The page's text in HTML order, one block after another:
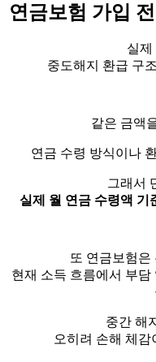
연금보험 가입
실제
중도해지 환급 구
같은 금액
연금 수령 방식이나
그래서
실제 월 연금 수령액 기
또 연금보험은
현재 소득 흐름에서 부담
중간 해
오히려 손해 체감